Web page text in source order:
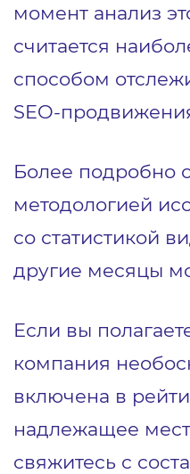
момент анализ
считается
способом
SEO-
Более подробно
методологией
со статистикой
другие месяцы
Если вы
компания
включена в
надлежащее
свяжитесь с